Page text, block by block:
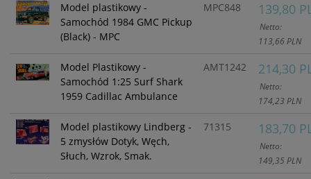
Model plastikowy -
Samochód 1984 GMC Pickup
(Black) - MPC
MPC848 139,80
Netto:
113,66 PLN
Model Plastikowy -
Samochód 1:25 Surf Shark
1959 Cadillac Ambulance
AMT1242 214,30
Netto:
174,23 PLN
Model plastikowy Lindberg -
5 zmysłów Dotyk, Węch,
Słuch, Wzrok, Smak.
71315 183,70
Netto:
149,35 PLN